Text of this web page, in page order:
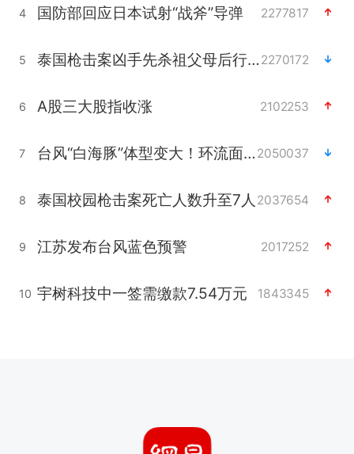
4 国防部回应日本试射“战斧”导弹 2277817
5 泰国枪击案凶手先杀祖父母后行凶2270172
6 A股三大股指收涨 2102253
7 台风“白海豚”体型变大！环流面积接近13个浙江那么大2050037
8 泰国校园枪击案死亡人数升至7人 2037654
9 江苏发布台风蓝色预警 2017252
10 宇树科技中一签需缴款7.54万元 1843345